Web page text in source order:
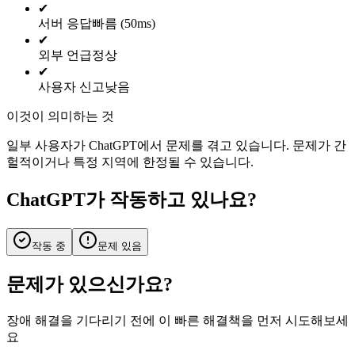
✔
서버 응답빠름 (50ms)
✔
외부 언급정상
✔
사용자 신고낮음
이것이 의미하는 것
일부 사용자가 ChatGPT에서 문제를 겪고 있습니다. 문제가 간
헐적이거나 특정 지역에 한정될 수 있습니다.
ChatGPT가 작동하고 있나요?
작동 중 문제 있음
문제가 있으신가요?
장애 해결을 기다리기 전에 이 빠른 해결책을 먼저 시도해보세
요